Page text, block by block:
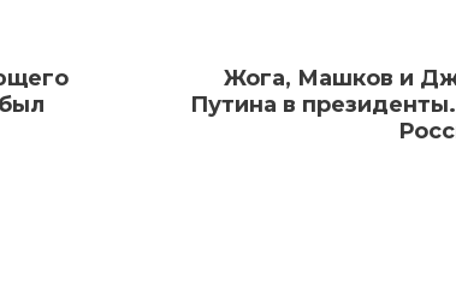
Жога, Машков и
Путина в